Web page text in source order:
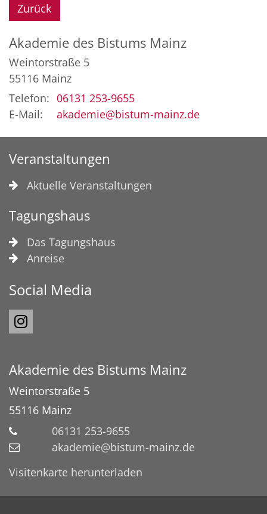
Zurück
Akademie des Bistums Mainz
Weintorstraße 5
55116 Mainz
Telefon: 06131 253-9655
E-Mail:
akademie@bistum-mainz.de
Veranstaltungen
Aktuelle Veranstaltungen
Tagungshaus
Das Tagungshaus
Anreise
Social Media
Akademie des Bistums Mainz
Weintorstraße 5
55116 Mainz
06131 253-9655
akademie@bistum-mainz.de
Visitenkarte herunterladen